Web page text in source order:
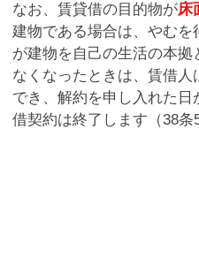
なお、賃貸借の目的物が床
建物である場合は、やむを
が建物を自己の生活の本拠
なくなったときは、賃借
でき、解約を申し入れた日
借契約は終了します（38条